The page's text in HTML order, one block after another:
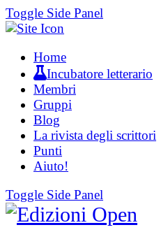
Toggle Side Panel
Home
Incubatore letterario
Membri
Gruppi
Blog
La rivista degli scrittori
Punti
Aiuto!
Toggle Side Panel